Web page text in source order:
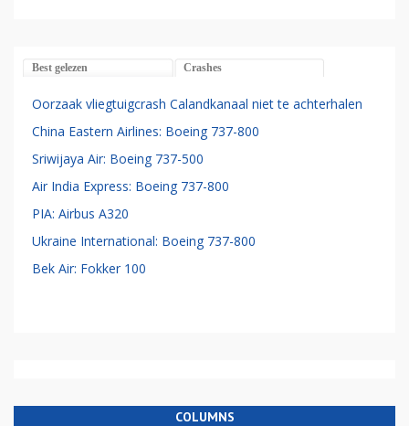
Best gelezen Crashes
Oorzaak vliegtuigcrash Calandkanaal niet te achterhalen
China Eastern Airlines: Boeing 737-800
Sriwijaya Air: Boeing 737-500
Air India Express: Boeing 737-800
PIA: Airbus A320
Ukraine International: Boeing 737-800
Bek Air: Fokker 100
COLUMNS